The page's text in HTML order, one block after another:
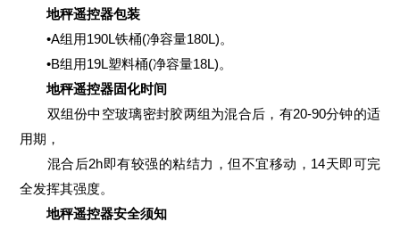
地秤遥控器包装
•A组用190L铁桶(净容量180L)。
•B组用19L塑料桶(净容量18L)。
地秤遥控器固化时间
双组份中空玻璃密封胶两组为混合后，有20-90分钟的适
用期，
混合后2h即有较强的粘结力，但不宜移动，14天即可完
全发挥其强度。
地秤遥控器安全须知